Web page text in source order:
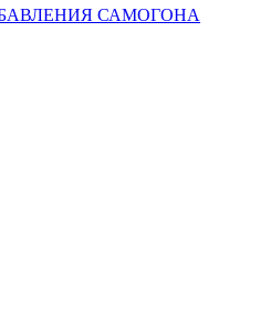
САМОГОНА